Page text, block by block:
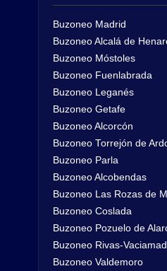
Buzoneo Madrid
Buzoneo Alcalá de
Buzoneo Móstoles
Buzoneo Fuenlabrada
Buzoneo Leganés
Buzoneo Getafe
Buzoneo Alcorcón
Buzoneo Torrejón de
Buzoneo Parla
Buzoneo Alcobendas
Buzoneo Las Rozas de
Buzoneo Coslada
Buzoneo Pozuelo de
Buzoneo Rivas-
Buzoneo Valdemoro